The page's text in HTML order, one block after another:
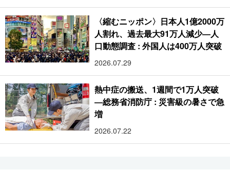
〈縮むニッポン〉日本人1億2000万
人割れ、過去最大91万人減少―人
口動態調査 : 外国人は400万人突破
2026.07.29
熱中症の搬送、1週間で1万人突破
―総務省消防庁 : 災害級の暑さで急
増
2026.07.22